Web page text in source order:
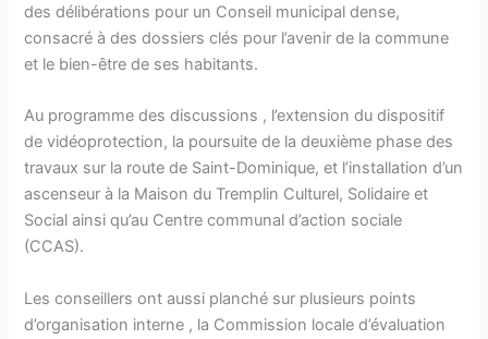
des délibérations pour un Conseil municipal dense,
consacré à des dossiers clés pour l’avenir de la commune
et le bien-être de ses habitants.
Au programme des discussions , l’extension du dispositif
de vidéoprotection, la poursuite de la deuxième phase des
travaux sur la route de Saint-Dominique, et l’installation d’un
ascenseur à la Maison du Tremplin Culturel, Solidaire et
Social ainsi qu’au Centre communal d’action sociale
(CCAS).
Les conseillers ont aussi planché sur plusieurs points
d’organisation interne , la Commission locale d’évaluation